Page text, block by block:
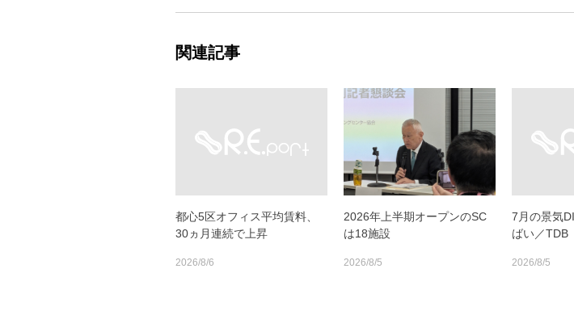
関連記事
都心5区オフィス平均賃料、
30ヵ月連続で上昇
2026/8/6
2026年上半期オープンのSC
は18施設
2026/8/5
7月の景気
ばい／TDB
2026/8/5